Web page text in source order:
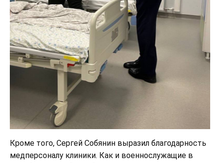
Кроме того, Сергей Собянин выразил благодарность
медперсоналу клиники. Как и военнослужащие в